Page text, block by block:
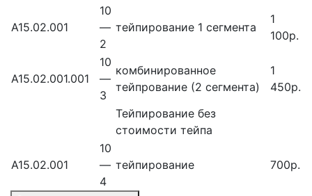
А15.02.001
10
—
2
тейпирование 1 сегмента
1
100р.
А15.02.001.001
10
—
3
комбинированное
тейпрование (2 сегмента)
1
450р.
Тейпирование без
стоимости тейпа
А15.02.001
10
—
4
тейпирование 700р.